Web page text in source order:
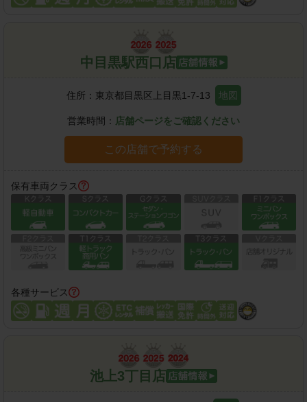
中目黒駅西口店
住所： 東京都目黒区上目黒1-7-13 地図
営業時間： 店舗ページをご確認ください
この店舗で予約する
保有車両クラス
各種サービス
池上3丁目店